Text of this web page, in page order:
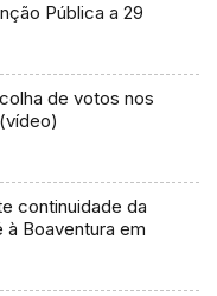
Pública a 29
de votos nos
continuidade da
Boaventura em